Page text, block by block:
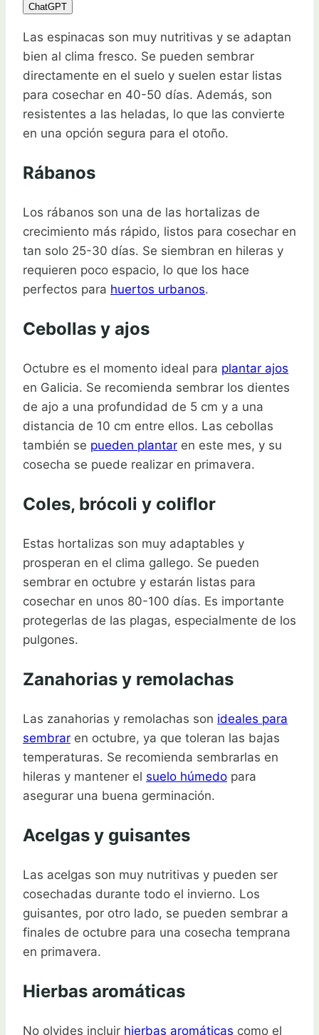
ChatGPT
Las espinacas son muy nutritivas y se adaptan
bien al clima fresco. Se pueden sembrar
directamente en el suelo y suelen estar listas
para cosechar en 40-50 días. Además, son
resistentes a las heladas, lo que las convierte
en una opción segura para el otoño.
Rábanos
Los rábanos son una de las hortalizas de
crecimiento más rápido, listos para cosechar en
tan solo 25-30 días. Se siembran en hileras y
requieren poco espacio, lo que los hace
perfectos para huertos urbanos.
Cebollas y ajos
Octubre es el momento ideal para plantar ajos
en Galicia. Se recomienda sembrar los dientes
de ajo a una profundidad de 5 cm y a una
distancia de 10 cm entre ellos. Las cebollas
también se pueden plantar en este mes, y su
cosecha se puede realizar en primavera.
Coles, brócoli y coliflor
Estas hortalizas son muy adaptables y
prosperan en el clima gallego. Se pueden
sembrar en octubre y estarán listas para
cosechar en unos 80-100 días. Es importante
protegerlas de las plagas, especialmente de los
pulgones.
Zanahorias y remolachas
Las zanahorias y remolachas son ideales para
sembrar en octubre, ya que toleran las bajas
temperaturas. Se recomienda sembrarlas en
hileras y mantener el suelo húmedo para
asegurar una buena germinación.
Acelgas y guisantes
Las acelgas son muy nutritivas y pueden ser
cosechadas durante todo el invierno. Los
guisantes, por otro lado, se pueden sembrar a
finales de octubre para una cosecha temprana
en primavera.
Hierbas aromáticas
No olvides incluir hierbas aromáticas como el